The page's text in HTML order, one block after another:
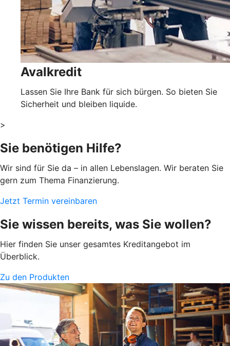
Avalkredit
Lassen Sie Ihre Bank für sich bürgen. So bieten Sie
Sicherheit und bleiben liquide.
>
Sie benötigen Hilfe?
Wir sind für Sie da – in allen Lebenslagen. Wir beraten Sie
gern zum Thema Finanzierung.
Jetzt Termin vereinbaren
Sie wissen bereits, was Sie wollen?
Hier finden Sie unser gesamtes Kreditangebot im
Überblick.
Zu den Produkten